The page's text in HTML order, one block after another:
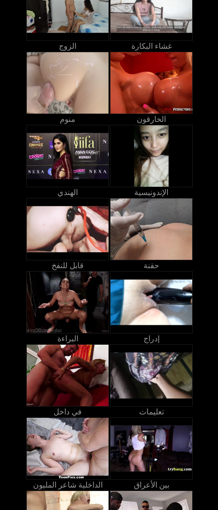
الزوج غشاء البكارة
منوم الخارقون
الهندي الإندونيسية
قابل للنفخ حقنة
البراءة إدراج
في داخل تعليمات
الداخلية شاعر المليون بين الأعراق